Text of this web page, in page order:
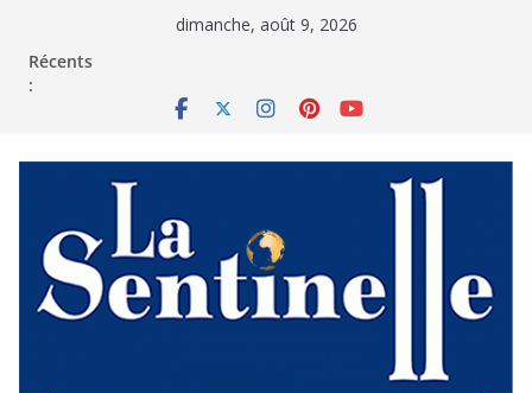
dimanche, août 9, 2026
Récents
: